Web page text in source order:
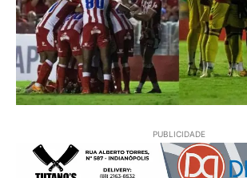
PUBLICIDADE